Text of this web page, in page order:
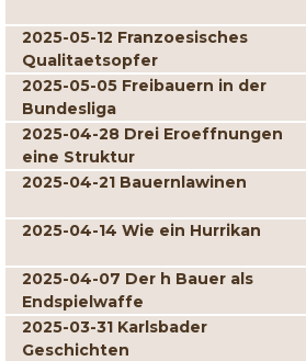
2025-05-12 Franzoesisches
Qualitaetsopfer
2025-05-05 Freibauern in der
Bundesliga
2025-04-28 Drei Eroeffnungen
eine Struktur
2025-04-21 Bauernlawinen
2025-04-14 Wie ein Hurrikan
2025-04-07 Der h Bauer als
Endspielwaffe
2025-03-31 Karlsbader
Geschichten